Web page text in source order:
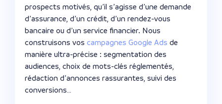
prospects motivés, qu’il s’agisse d’une demande
d’assurance, d’un crédit, d’un rendez-vous
bancaire ou d’un service financier. Nous
construisons vos campagnes Google Ads de
manière ultra-précise : segmentation des
audiences, choix de mots-clés réglementés,
rédaction d’annonces rassurantes, suivi des
conversions…